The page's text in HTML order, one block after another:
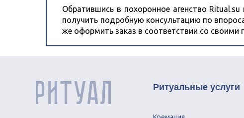
Обратившись в похоронное агенство
получить подробную консультацию по
же оформить заказ в соответствии со своими
Ритуальные услуги